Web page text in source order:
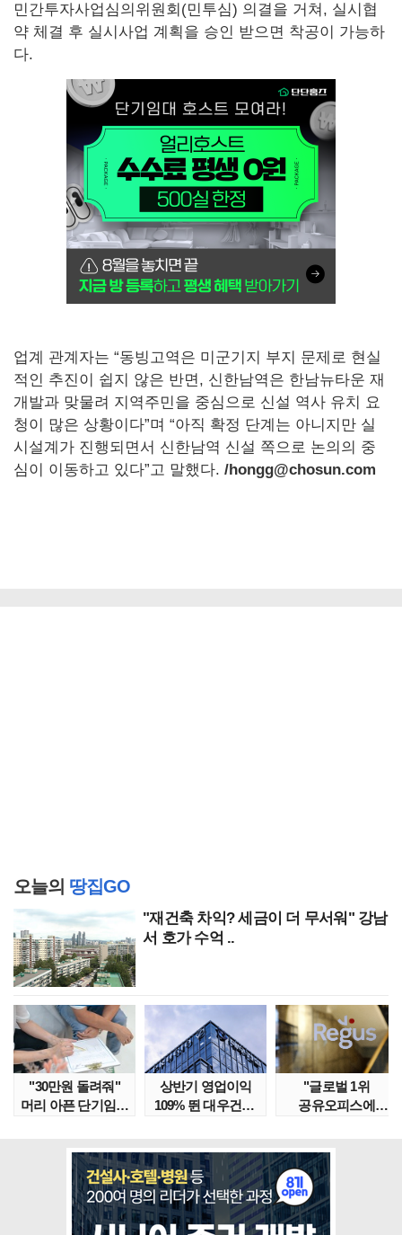
민간투자사업심의위원회(민투심) 의결을 거쳐, 실시협
약 체결 후 실시사업 계획을 승인 받으면 착공이 가능하
다.
업계 관계자는 “동빙고역은 미군기지 부지 문제로 현실
적인 추진이 쉽지 않은 반면, 신한남역은 한남뉴타운 재
개발과 맞물려 지역주민을 중심으로 신설 역사 유치 요
청이 많은 상황이다”며 “아직 확정 단계는 아니지만 실
시설계가 진행되면서 신한남역 신설 쪽으로 논의의 중
심이 이동하고 있다”고 말했다. /hongg@chosun.com
오늘의 땅집GO
"재건축 차익? 세금이 더 무서워" 강남
서 호가 수억 ..
"30만원 돌려줘"
머리 아픈 단기임대
상반기 영업이익
109% 뛴 대우건설,
"글로벌 1위
공유오피스에